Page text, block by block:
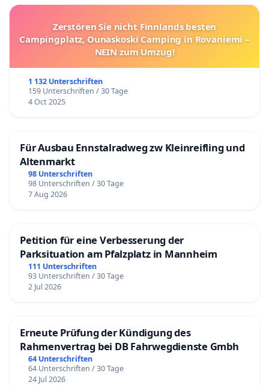
Zerstören Sie nicht Finnlands besten
Campingplatz, Ounaskoski Camping in Rovaniemi –
NEIN zum Umzug!
1 132 Unterschriften
159 Unterschriften / 30 Tage
4 Oct 2025
Für Ausbau Ennstalradweg zw Kleinreifling und
Altenmarkt
98 Unterschriften
98 Unterschriften / 30 Tage
7 Aug 2026
Petition für eine Verbesserung der
Parksituation am Pfalzplatz in Mannheim
111 Unterschriften
93 Unterschriften / 30 Tage
2 Jul 2026
Erneute Prüfung der Kündigung des
Rahmenvertrag bei DB Fahrwegdienste Gmbh
64 Unterschriften
64 Unterschriften / 30 Tage
24 Jul 2026